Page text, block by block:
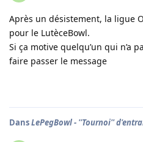
Après un désistement, la ligue
pour le LutèceBowl.
Si ça motive quelqu’un qui n’a
faire passer le message
DansLePegBowl - ''Tournoi''